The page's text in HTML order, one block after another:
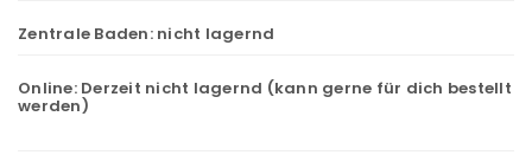
Zentrale Baden: nicht lagernd
Online: Derzeit nicht lagernd (kann gerne für dich bestellt
werden)